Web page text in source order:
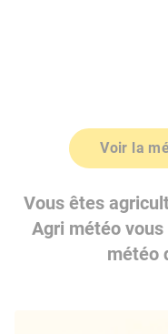
Voir la
Vous êtes
Agri météo
météo